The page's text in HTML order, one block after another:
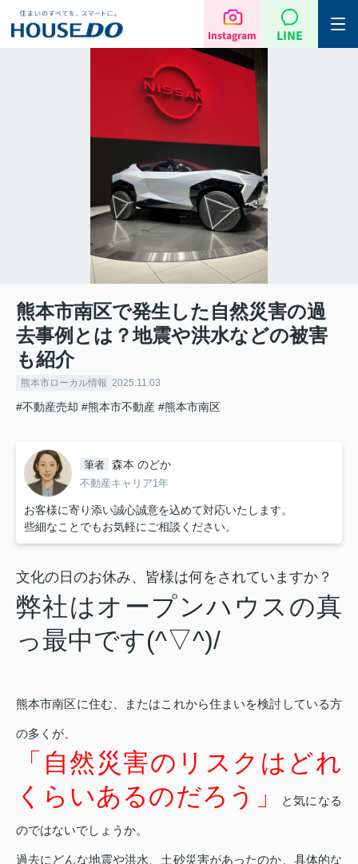
Instagram LINE
熊本市南区で発生した自然災害の過
去事例とは？地震や洪水などの被害
も紹介
熊本市ローカル情報 2025.11.03
#不動産売却 #熊本市不動産 #熊本市南区
筆者 森本 のどか
不動産キャリア1年
お客様に寄り添い誠心誠意を込めて対応いたします。
些細なことでもお気軽にご相談ください。
文化の日のお休み、皆様は何をされていますか？
弊社はオープンハウスの真
っ最中です(^▽^)/
熊本市南区に住む、またはこれから住まいを検討している方
の多くが、
「自然災害のリスクはどれ
くらいあるのだろう」
と気になる
のではないでしょうか。
過去にどんな地震や洪水、土砂災害があったのか、具体的な